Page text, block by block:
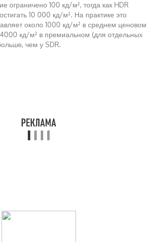
ограничено 100 кд/м², тогда как HDR
10 000 кд/м². На практике это
около 1000 кд/м² в среднем ценовом
кд/м² в премиальном (для отдельных
чем у SDR.